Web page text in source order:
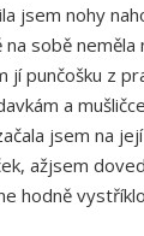
jsem nohy
sobě
punčošku z
a
jsem na
ažjsem
hodně